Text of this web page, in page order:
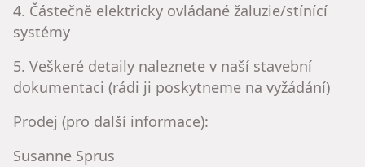
4. Částečně elektricky ovládané žaluzie/stínící
systémy
5. Veškeré detaily naleznete v naší stavební
dokumentaci (rádi ji poskytneme na vyžádání)
Prodej (pro další informace):
Susanne Sprus